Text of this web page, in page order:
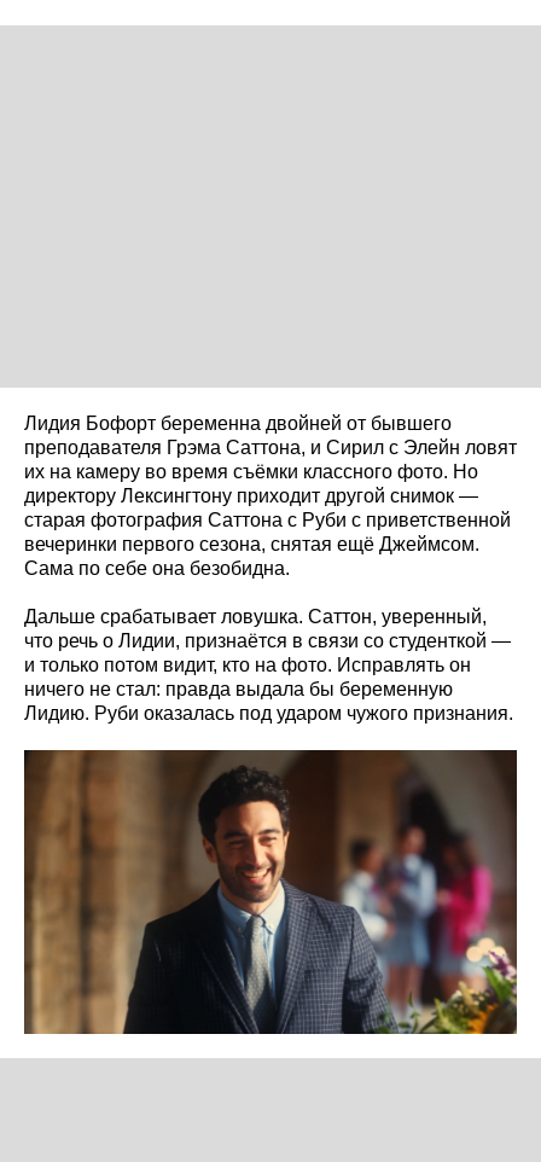
Лидия Бофорт беременна двойней от бывшего
преподавателя Грэма Саттона, и Сирил с Элейн ловят
их на камеру во время съёмки классного фото. Но
директору Лексингтону приходит другой снимок —
старая фотография Саттона с Руби с приветственной
вечеринки первого сезона, снятая ещё Джеймсом.
Сама по себе она безобидна.
Дальше срабатывает ловушка. Саттон, уверенный,
что речь о Лидии, признаётся в связи со студенткой —
и только потом видит, кто на фото. Исправлять он
ничего не стал: правда выдала бы беременную
Лидию. Руби оказалась под ударом чужого признания.